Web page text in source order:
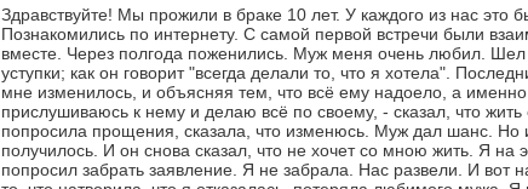
Здравствуйте! Мы прожили в браке 10 лет. У каждого из нас это
Познакомились по интернету. С самой первой встречи были
вместе. Через полгода поженились. Муж меня очень любил. Шел
уступки; как он говорит "всегда делали то, что я хотела".
мне изменилось, и объясняя тем, что всё ему надоело, а
прислушиваюсь к нему и делаю всё по своему, - сказал, что
попросила прощения, сказала, что изменюсь. Муж дал шанс. Но
получилось. И он снова сказал, что не хочет со мною жить. Я на
попросил забрать заявление. Я не забрала. Нас развели. И вот